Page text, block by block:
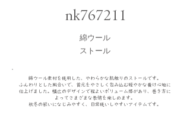
nk767211
綿ウール
ストール
綿ウール素材を使用した、やわらかな肌触りのストールです。
ふんわりとした風合いで、首元をやさしく包み込む軽やかな着け心地に
仕上げました。幅広のデザインで程よいボリューム感があり、巻き方に
よってさまざまな表情を楽しめます。
秋冬の装いになじみやすく、日常使いしやすいアイテムです。